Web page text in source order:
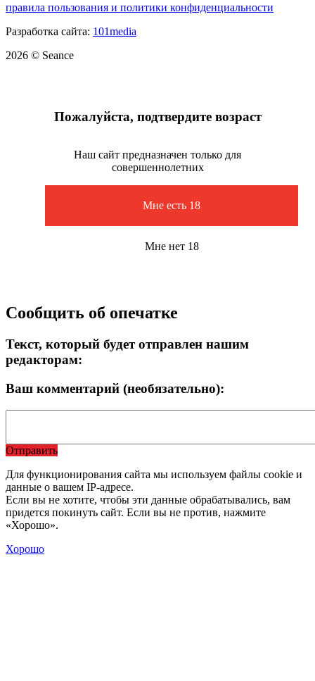
правила пользования и политики конфиденциальности
Разработка сайта: 101media
2026 © Seance
Пожалуйста, подтвердите возраст
Наш сайт предназначен только для
совершеннолетних
Мне есть 18
Мне нет 18
Сообщить об опечатке
Текст, который будет отправлен нашим
редакторам:
Ваш комментарий (необязательно):
Отправить
Для функционирования сайта мы используем файлы cookie и
данные о вашем IP-адресе.
Если вы не хотите, чтобы эти данные обрабатывались, вам
придется покинуть сайт. Если вы не против, нажмите
«Хорошо».
Хорошо